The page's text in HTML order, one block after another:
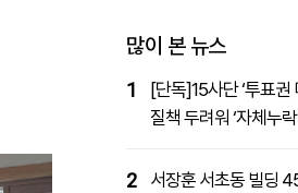
많이 본 뉴스
1
[단독]15사단 ‘투표권
질책 두려워 ‘자체누락
2
서장훈 서초동 빌딩